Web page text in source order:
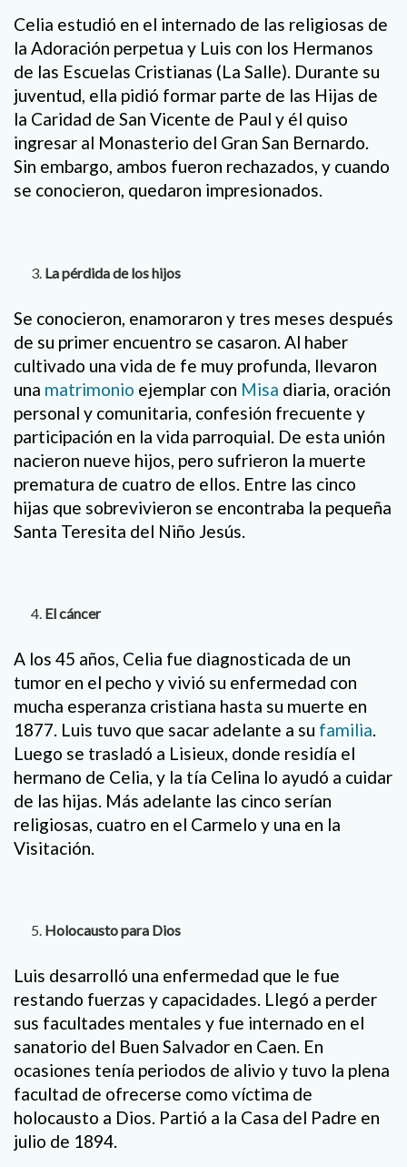
Celia estudió en el internado de las religiosas de
la Adoración perpetua y Luis con los Hermanos
de las Escuelas Cristianas (La Salle). Durante su
juventud, ella pidió formar parte de las Hijas de
la Caridad de San Vicente de Paul y él quiso
ingresar al Monasterio del Gran San Bernardo.
Sin embargo, ambos fueron rechazados, y cuando
se conocieron, quedaron impresionados.
La pérdida de los hijos
Se conocieron, enamoraron y tres meses después
de su primer encuentro se casaron. Al haber
cultivado una vida de fe muy profunda, llevaron
una matrimonio ejemplar con Misa diaria, oración
personal y comunitaria, confesión frecuente y
participación en la vida parroquial. De esta unión
nacieron nueve hijos, pero sufrieron la muerte
prematura de cuatro de ellos. Entre las cinco
hijas que sobrevivieron se encontraba la pequeña
Santa Teresita del Niño Jesús.
El cáncer
A los 45 años, Celia fue diagnosticada de un
tumor en el pecho y vivió su enfermedad con
mucha esperanza cristiana hasta su muerte en
1877. Luis tuvo que sacar adelante a su familia.
Luego se trasladó a Lisieux, donde residía el
hermano de Celia, y la tía Celina lo ayudó a cuidar
de las hijas. Más adelante las cinco serían
religiosas, cuatro en el Carmelo y una en la
Visitación.
Holocausto para Dios
Luis desarrolló una enfermedad que le fue
restando fuerzas y capacidades. Llegó a perder
sus facultades mentales y fue internado en el
sanatorio del Buen Salvador en Caen. En
ocasiones tenía periodos de alivio y tuvo la plena
facultad de ofrecerse como víctima de
holocausto a Dios. Partió a la Casa del Padre en
julio de 1894.